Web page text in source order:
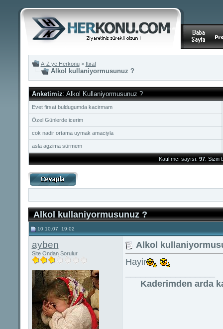
A-Z ye Herkonu > Itiraf
Alkol kullaniyormusunuz ?
Anketimiz: Alkol Kullaniyormusunuz ?
Evet firsat buldugumda kacirmam
Özel Günlerde icerim
cok nadir ortama uymak amaciyla
asla agzima sürmem
Katılımcı sayısı: 97. Sizin
Alkol kullaniyormusunuz ?
10.10.07, 19:02
ayben
Site Ondan Sorulur
Alkol
Hayir
Kaderimden arda